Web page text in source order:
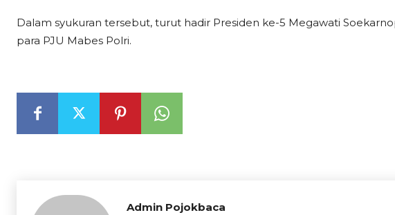
Dalam syukuran tersebut, turut hadir Presiden ke-5 Megawati
para PJU Mabes Polri.
Admin Pojokbaca